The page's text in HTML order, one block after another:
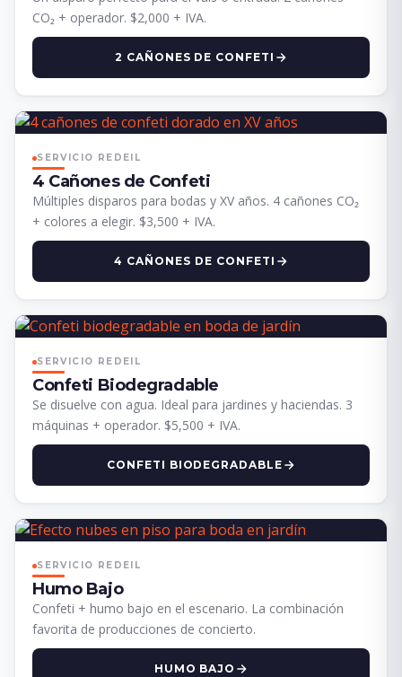
CO₂ + operador. $2,000 + IVA.
2 CAÑONES DE CONFETI
SERVICIO REDEIL
4 Cañones de Confeti
Múltiples disparos para bodas y XV años. 4 cañones CO₂
+ colores a elegir. $3,500 + IVA.
4 CAÑONES DE CONFETI
SERVICIO REDEIL
Confeti Biodegradable
Se disuelve con agua. Ideal para jardines y haciendas. 3
máquinas + operador. $5,500 + IVA.
CONFETI BIODEGRADABLE
SERVICIO REDEIL
Humo Bajo
Confeti + humo bajo en el escenario. La combinación
favorita de producciones de concierto.
HUMO BAJO